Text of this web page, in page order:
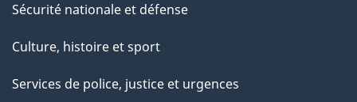
t
e
a
Sécurité nationale et défense
Culture, histoire et sport
Services de police, justice et urgences